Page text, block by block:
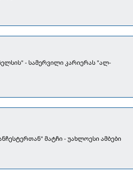
- სამერვილი კარიერას "ალ-
მატჩი - უახლოესი ამბები